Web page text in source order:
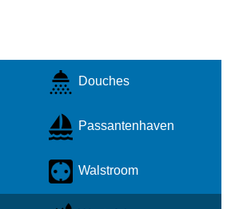
Douches
Passantenhaven
Walstroom